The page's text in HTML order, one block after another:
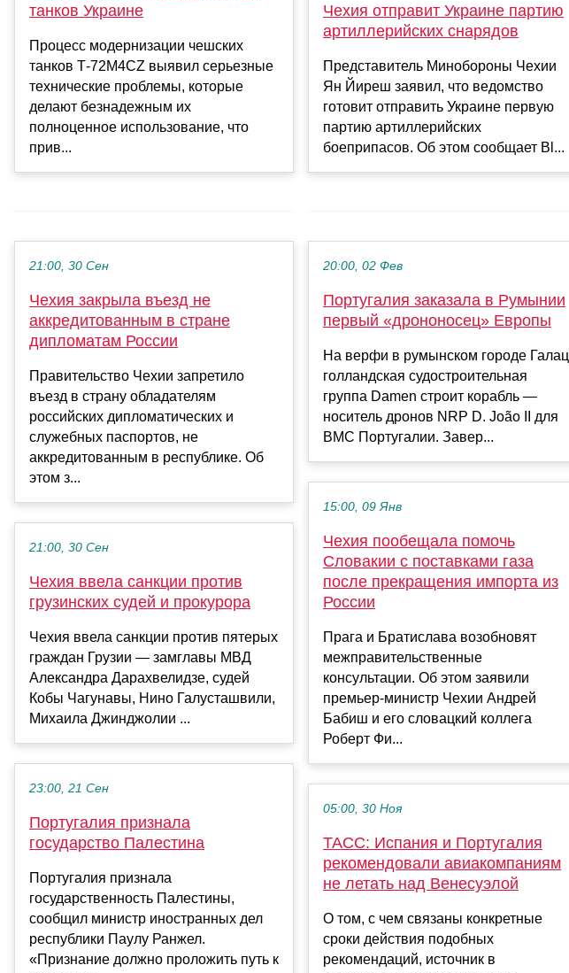
танков Украине
Процесс модернизации чешских
танков Т-72М4CZ выявил серьезные
технические проблемы, которые
делают безнадежным их
полноценное использование, что
прив...
Чехия отправит Украине партию
артиллерийских снарядов
Представитель Минобороны Чехии
Ян Йиреш заявил, что ведомство
готовит отправить Украине первую
партию артиллерийских
боеприпасов. Об этом сообщает Bl...
21:00, 30 Сен
Чехия закрыла въезд не
аккредитованным в стране
дипломатам России
Правительство Чехии запретило
въезд в страну обладателям
российских дипломатических и
служебных паспортов, не
аккредитованным в республике. Об
этом з...
21:00, 30 Сен
Чехия ввела санкции против
грузинских судей и прокурора
Чехия ввела санкции против пятерых
граждан Грузии — замглавы МВД
Александра Дарахвелидзе, судей
Кобы Чагунавы, Нино Галусташвили,
Михаила Джинджолии ...
23:00, 21 Сен
Португалия признала
государство Палестина
Португалия признала
государственность Палестины,
сообщил министр иностранных дел
республики Паулу Ранжел.
«Признание должно проложить путь к
20:00, 02 Фев
Португалия заказала в Румынии
первый «дрононосец» Европы
На верфи в румынском городе Галац
голландская судостроительная
группа Damen строит корабль —
носитель дронов NRP D. João II для
ВМС Португалии. Завер...
15:00, 09 Янв
Чехия пообещала помочь
Словакии с поставками газа
после прекращения импорта из
России
Прага и Братислава возобновят
межправительственные
консультации. Об этом заявили
премьер-министр Чехии Андрей
Бабиш и его словацкий коллега
Роберт Фи...
05:00, 30 Ноя
ТАСС: Испания и Португалия
рекомендовали авиакомпаниям
не летать над Венесуэлой
О том, с чем связаны конкретные
сроки действия подобных
рекомендаций, источник в